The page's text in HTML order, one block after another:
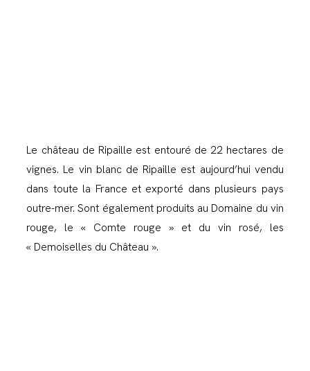
Le château de Ripaille est entouré de 22 hectares de
vignes. Le vin blanc de Ripaille est aujourd’hui vendu
dans toute la France et exporté dans plusieurs pays
outre-mer. Sont également produits au Domaine du vin
rouge, le « Comte rouge » et du vin rosé, les
« Demoiselles du Château ».